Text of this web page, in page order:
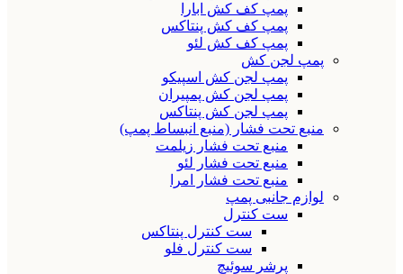
پمپ کف کش ابارا
پمپ کف کش پنتاکس
پمپ کف کش لئو
پمپ لجن کش
پمپ لجن کش اسپیکو
پمپ لجن کش پمپیران
پمپ لجن کش پنتاکس
منبع تحت فشار (منبع انبساط پمپ)
منبع تحت فشار زیلمت
منبع تحت فشار لئو
منبع تحت فشار امرا
لوازم جانبی پمپ
ست کنترل
ست کنترل پنتاکس
ست کنترل فلو
پرشر سوئیچ